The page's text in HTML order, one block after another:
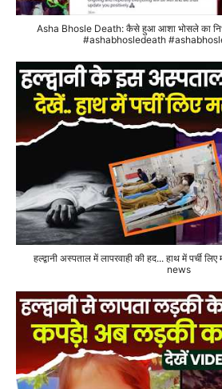
Asha Bhosle Death: कैसे हुआ आशा भोसले का
#ashabhosledeath
हल्द्वानी अस्पताल में लापरवाही की हद... हाथ में पर्ची
news